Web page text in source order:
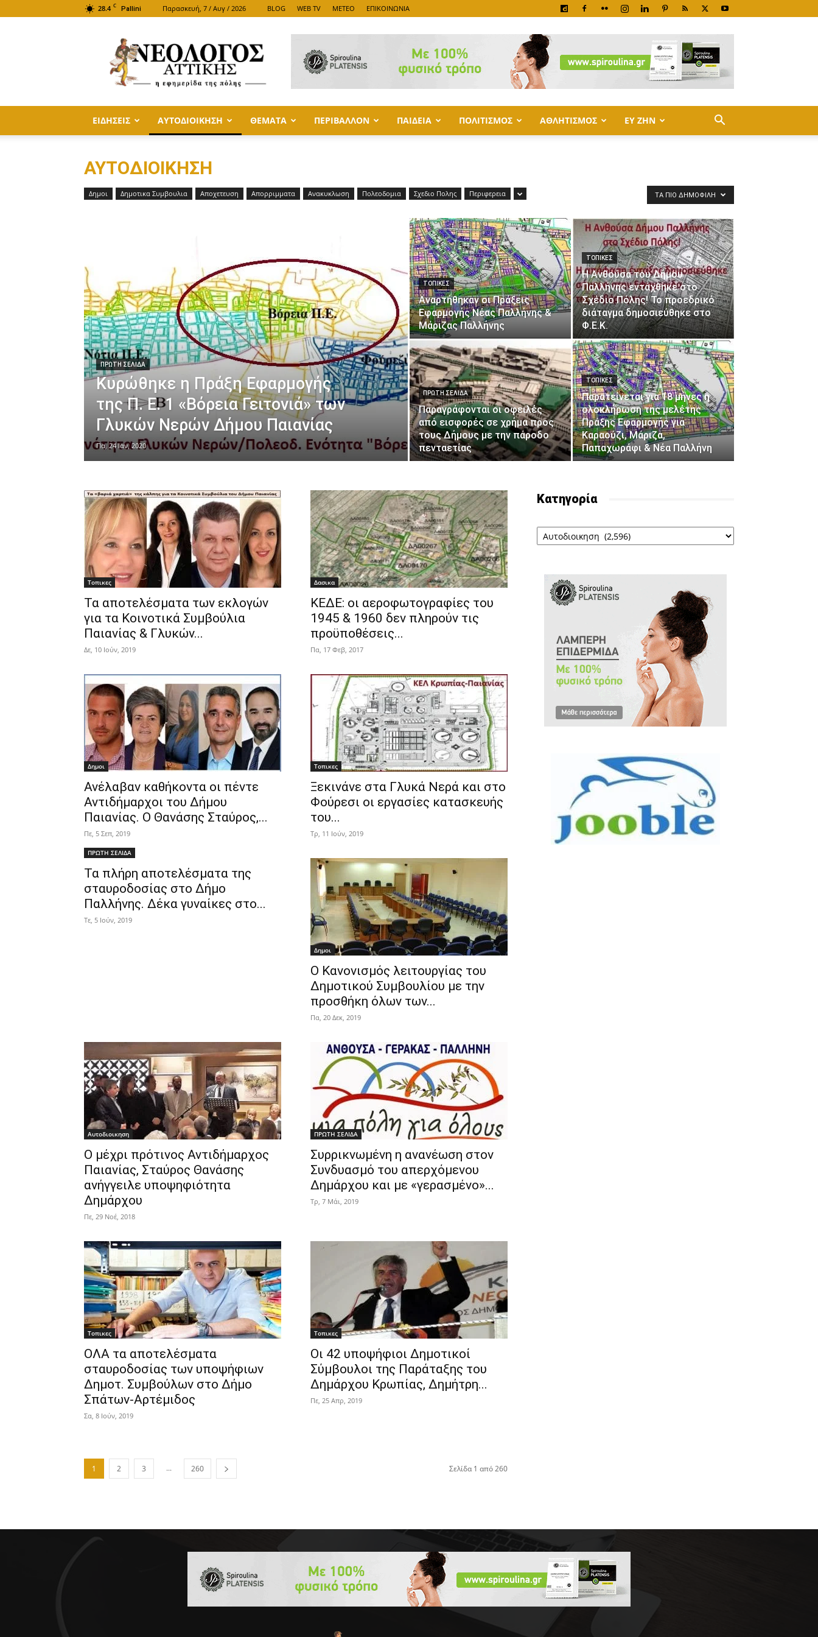
28.4 C Pallini Παρασκευή, 7 / Αυγ / 2026 BLOG WEB TV METEO ΕΠΙΚΟΙΝΩΝΙΑ
ΑΤΤΙΚΗΣ
ΕΙΔΗΣΕΙΣ ΑΥΤΟΔΙΟΙΚΗΣΗ ΘΕΜΑΤΑ ΠΕΡΙΒΑΛΛΟΝ ΠΑΙΔΕΙΑ ΠΟΛΙΤΙΣΜΟΣ ΑΘΛΗΤΙΣΜΟΣ ΕΥ ΖΗΝ
ΑΥΤΟΔΙΟΙΚΗΣΗ
Δημοι Δημοτικα Συμβουλια Αποχετευση Απορριμματα Ανακυκλωση Πολεοδομια Σχεδιο Πολης Περιφερεια ΤΑ ΠΙΟ ΔΗΜΟΦΙΛΉ
ΠΡΩΤΗ ΣΕΛΙΔΑ
Κυρώθηκε η Πράξη Εφαρμογής
της Π. Ε. 1 «Βόρεια Γειτονιά» των
Γλυκών Νερών Δήμου Παιανίας
Πα, 24 Ιαν, 2020
ΤΟΠΙΚΕΣ
Αναρτήθηκαν οι Πράξεις
Εφαρμογής Νέας Παλλήνης &
Μάριζας Παλλήνης
ΤΟΠΙΚΕΣ
Η Ανθούσα του Δήμου
Παλλήνης εντάχθηκε στο
Σχέδιο Πόλης! Το προεδρικό
διάταγμα δημοσιεύθηκε στο
Φ.Ε.Κ.
ΠΡΩΤΗ ΣΕΛΙΔΑ
Παραγράφονται οι οφειλές
από εισφορές σε χρήμα προς
τους Δήμους με την πάροδο
πενταετίας
ΤΟΠΙΚΕΣ
Παρατείνεται για 18 μήνες η
ολοκλήρωση της μελέτης
Πράξης Εφαρμογής για
Καραούζι, Μάριζα,
Παπαχωράφι & Νέα Παλλήνη
Τοπικες
Τα αποτελέσματα των εκλογών
για τα Κοινοτικά Συμβούλια
Παιανίας & Γλυκών...
Δε, 10 Ιούν, 2019
Δασικα
ΚΕΔΕ: οι αεροφωτογραφίες του
1945 & 1960 δεν πληρούν τις
προϋποθέσεις...
Πα, 17 Φεβ, 2017
Δημοι
Ανέλαβαν καθήκοντα οι πέντε
Αντιδήμαρχοι του Δήμου
Παιανίας. Ο Θανάσης Σταύρος,...
Πε, 5 Σεπ, 2019
Τοπικες
Ξεκινάνε στα Γλυκά Νερά και στο
Φούρεσι οι εργασίες κατασκευής
του...
Τρ, 11 Ιούν, 2019
ΠΡΩΤΗ ΣΕΛΙΔΑ
Τα πλήρη αποτελέσματα της
σταυροδοσίας στο Δήμο
Παλλήνης. Δέκα γυναίκες στο...
Τε, 5 Ιούν, 2019
Δημοι
Ο Κανονισμός λειτουργίας του
Δημοτικού Συμβουλίου με την
προσθήκη όλων των...
Πα, 20 Δεκ, 2019
Αυτοδιοικηση
Ο μέχρι πρότινος Αντιδήμαρχος
Παιανίας, Σταύρος Θανάσης
ανήγγειλε υποψηφιότητα
Δημάρχου
Πε, 29 Νοέ, 2018
ΠΡΩΤΗ ΣΕΛΙΔΑ
Συρρικνωμένη η ανανέωση στον
Συνδυασμό του απερχόμενου
Δημάρχου και με «γερασμένο»...
Τρ, 7 Μάι, 2019
Τοπικες
ΟΛΑ τα αποτελέσματα
σταυροδοσίας των υποψήφιων
Δημοτ. Συμβούλων στο Δήμο
Σπάτων-Αρτέμιδος
Σα, 8 Ιούν, 2019
Τοπικες
Οι 42 υποψήφιοι Δημοτικοί
Σύμβουλοι της Παράταξης του
Δημάρχου Κρωπίας, Δημήτρη...
Πε, 25 Απρ, 2019
1 2 3 ... 260 Σελίδα 1 από 260
Κατηγορία
Κατηγορία